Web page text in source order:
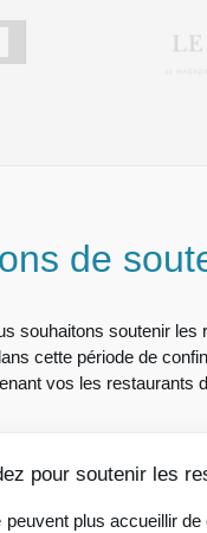
de
souhaitons soutenir
cette période de
vos les restaurants
pour soutenir les
peuvent plus accueillir